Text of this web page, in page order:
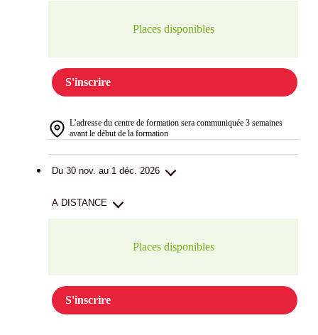
Places disponibles
S'inscrire
L’adresse du centre de formation sera communiquée 3 semaines
avant le début de la formation
Du 30 nov. au 1 déc. 2026
A DISTANCE
Places disponibles
S'inscrire